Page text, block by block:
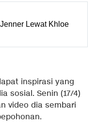
Lewat Khloe
inspirasi yang
sosial. Senin (17/4)
video dia sembari